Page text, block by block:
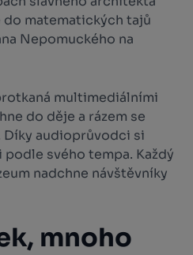
matematických tajů
Nepomuckého na
multimediálními
do děje a rázem se
audioprůvodci si
svého tempa. Každý
nadchne návštěvníky
mnoho